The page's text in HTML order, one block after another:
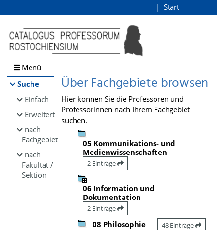
Browsen
direkt zum Inhalt
Start
Menü
Suche
Einfach
Erweitert
nach
Fachgebiet
nach
Fakultät /
Sektion
Über Fachgebiete browsen
Hier können Sie die Professoren und
Professorinnen nach Ihrem Fachgebiet
suchen.
05 Kommunikations- und
Medienwissenschaften
2 Einträge
06 Information und
Dokumentation
2 Einträge
08 Philosophie 48 Einträge